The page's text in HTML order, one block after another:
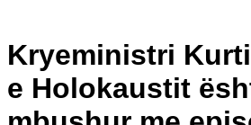
Kryeministri
e Holokaustit